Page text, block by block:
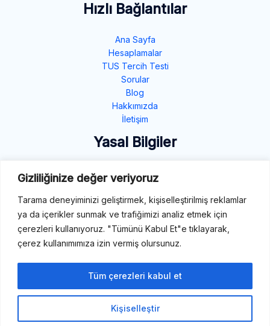
Gizliliğinize değer veriyoruz
Tarama deneyiminizi geliştirmek, kişiselleştirilmiş reklamlar
ya da içerikler sunmak ve trafiğimizi analiz etmek için
çerezleri kullanıyoruz. "Tümünü Kabul Et"e tıklayarak,
çerez kullanımımıza izin vermiş olursunuz.
Kişiselleştir
Tüm çerezleri kabul et
Hızlı Bağlantılar
Ana Sayfa
Hesaplamalar
TUS Tercih Testi
Sorular
Blog
Hakkımızda
İletişim
Yasal Bilgiler
Gizlilik Politikası
Çerez Politikası
Şartlar ve Koşullar
İletişim
E-Mail: destek@tibbiterimler.com
LinkedIn